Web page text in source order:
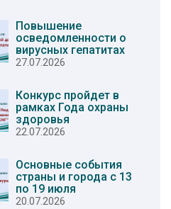
Повышение
осведомленности о
вирусных гепатитах
27.07.2026
Конкурс пройдет в
рамках Года охраны
здоровья
22.07.2026
Основные события
страны и города с 13
по 19 июля
20.07.2026